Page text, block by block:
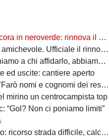
neroverde: rinnova il capitano
Ufficiale il rinnovo di Llanos
abbiamo 30 giorni di tempo”
ed uscite: cantiere aperto
dei responsabili di questo disastro"
mirino un centrocampista top
“Gol? Non ci poniamo limiti”
strada difficile, calciatori in fuga